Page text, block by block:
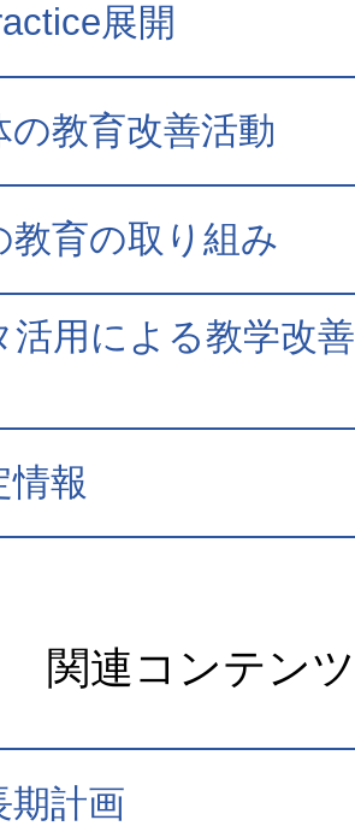
展開
の教育改善活動
教育の取り組み
活用による教学改
情報
関連コンテンツ
期計画